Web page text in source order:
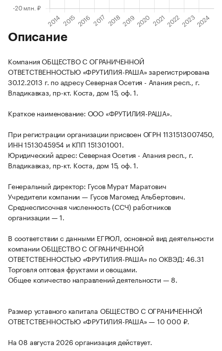
Описание
Компания ОБЩЕСТВО С ОГРАНИЧЕННОЙ
ОТВЕТСТВЕННОСТЬЮ «ФРУТИЛИЯ-РАША» зарегистрирована
30.12.2013 г. по адресу Северная Осетия - Алания респ., г.
Владикавказ, пр-кт. Коста, дом 15, оф. 1.
Краткое наименование: ООО «ФРУТИЛИЯ-РАША».
При регистрации организации присвоен ОГРН 1131513007450,
ИНН 1513045954 и КПП 151301001.
Юридический адрес: Северная Осетия - Алания респ., г.
Владикавказ, пр-кт. Коста, дом 15, оф. 1.
Генеральный директор: Гусов Мурат Маратович
Учредители компании — Гусов Магомед Альбертович.
Среднесписочная численность (ССЧ) работников
организации — 1.
В соответствии с данными ЕГРЮЛ, основной вид деятельности
компании ОБЩЕСТВО С ОГРАНИЧЕННОЙ
ОТВЕТСТВЕННОСТЬЮ «ФРУТИЛИЯ-РАША» по ОКВЭД: 46.31
Торговля оптовая фруктами и овощами.
Общее количество направлений деятельности — 8.
Размер уставного капитала ОБЩЕСТВО С ОГРАНИЧЕННОЙ
ОТВЕТСТВЕННОСТЬЮ «ФРУТИЛИЯ-РАША» — 10 000 ₽.
На 08 августа 2026 организация действует.